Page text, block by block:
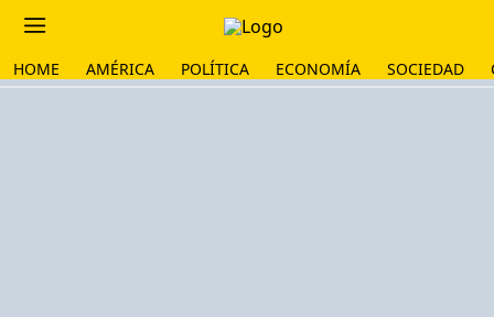
HOME AMÉRICA POLÍTICA ECONOMÍA SOCIEDAD